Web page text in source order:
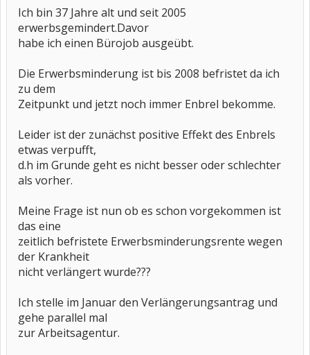
Ich bin 37 Jahre alt und seit 2005
erwerbsgemindert.Davor
habe ich einen Bürojob ausgeübt.
Die Erwerbsminderung ist bis 2008 befristet da ich
zu dem
Zeitpunkt und jetzt noch immer Enbrel bekomme.
Leider ist der zunächst positive Effekt des Enbrels
etwas verpufft,
d.h im Grunde geht es nicht besser oder schlechter
als vorher.
Meine Frage ist nun ob es schon vorgekommen ist
das eine
zeitlich befristete Erwerbsminderungsrente wegen
der Krankheit
nicht verlängert wurde???
Ich stelle im Januar den Verlängerungsantrag und
gehe parallel mal
zur Arbeitsagentur.